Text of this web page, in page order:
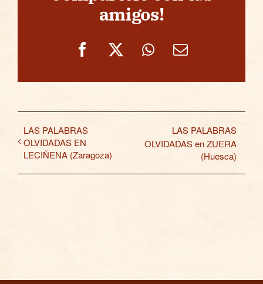
amigos!
Facebook
X WhatsApp
Correo
LAS PALABRAS
OLVIDADAS EN
LECIÑENA (Zaragoza)
LAS PALABRAS
OLVIDADAS en ZUERA
(Huesca)